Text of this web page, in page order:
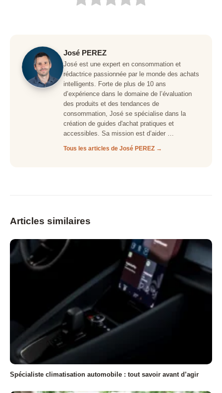
José PEREZ
José est une expert en consommation et
rédactrice passionnée par le monde des achats
intelligents. Forte de plus de 10 ans
d’expérience dans le domaine de l’évaluation
des produits et des tendances de
consommation, José se spécialise dans la
création de guides d'achat pratiques et
accessibles. Sa mission est d’aider …
Tous les articles de José PEREZ →
Articles similaires
Spécialiste climatisation automobile : tout savoir avant d’agir